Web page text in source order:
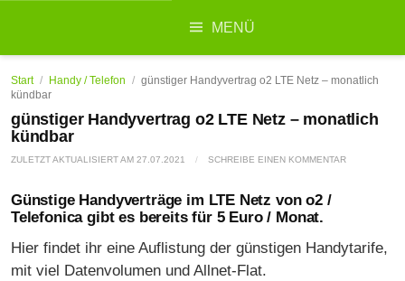
MENÜ
nach:
Start / Handy / Telefon / günstiger Handyvertrag o2 LTE Netz – monatlich
kündbar
günstiger Handyvertrag o2 LTE Netz – monatlich
kündbar
ZULETZT AKTUALISIERT AM 27.07.2021 / SCHREIBE EINEN KOMMENTAR
Günstige Handyverträge im LTE Netz von o2 /
Telefonica gibt es bereits für 5 Euro / Monat.
Hier findet ihr eine Auflistung der günstigen Handytarife,
mit viel Datenvolumen und Allnet-Flat.